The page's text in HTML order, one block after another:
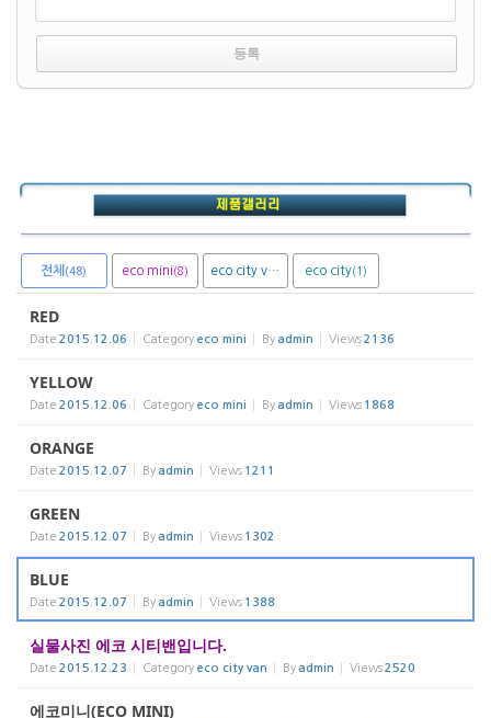
전체 (48) eco mini (8) eco city van eco city(1)
RED
Date 2015.12.06 Category eco mini By admin Views2136
YELLOW
Date 2015.12.06 Category eco mini By admin Views 1868
ORANGE
Date 2015.12.07 By admin Views 1211
GREEN
Date 2015.12.07 By admin Views 1302
BLUE
Date 2015.12.07 By admin Views 1388
실물사진 에코 시티밴입니다.
Date 2015.12.23 Category eco city van By admin Views2520
에코미니(ECO MINI)